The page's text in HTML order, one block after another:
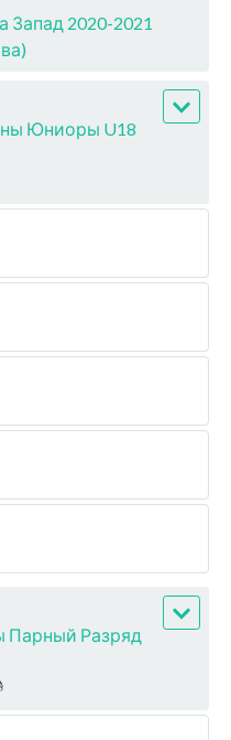
Запад 2020-2021
Юниоры U18
Парный Разряд